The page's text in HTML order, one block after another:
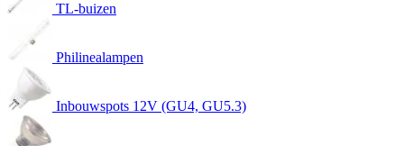
TL-buizen
Philinealampen
Inbouwspots 12V (GU4, GU5.3)